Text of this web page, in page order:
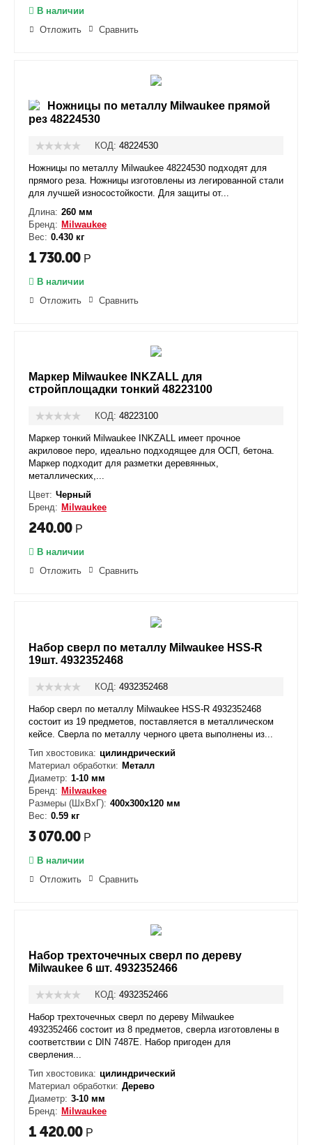
В наличии
Отложить
Сравнить
Ножницы по металлу Milwaukee прямой
рез 48224530
КОД: 48224530
Ножницы по металлу Milwaukee 48224530 подходят для
прямого реза. Ножницы изготовлены из легированной стали
для лучшей износостойкости. Для защиты от...
Длина: 260 мм
Бренд: Milwaukee
Вес: 0.430 кг
1 730.00 Р
В наличии
Отложить
Сравнить
Маркер Milwaukee INKZALL для
стройплощадки тонкий 48223100
КОД: 48223100
Маркер тонкий Milwaukee INKZALL имеет прочное
акриловое перо, идеально подходящее для ОСП, бетона.
Маркер подходит для разметки деревянных,
металлических,...
Цвет: Черный
Бренд: Milwaukee
240.00 Р
В наличии
Отложить
Сравнить
Набор сверл по металлу Milwaukee HSS-R
19шт. 4932352468
КОД: 4932352468
Набор сверл по металлу Milwaukee HSS-R 4932352468
состоит из 19 предметов, поставляется в металлическом
кейсе. Сверла по металлу черного цвета выполнены из...
Тип хвостовика: цилиндрический
Материал обработки: Металл
Диаметр: 1-10 мм
Бренд: Milwaukee
Размеры (ШxВxГ): 400x300x120 мм
Вес: 0.59 кг
3 070.00 Р
В наличии
Отложить
Сравнить
Набор трехточечных сверл по дереву
Milwaukee 6 шт. 4932352466
КОД: 4932352466
Набор трехточечных сверл по дереву Milwaukee
4932352466 состоит из 8 предметов, сверла изготовлены в
соответствии с DIN 7487E. Набор пригоден для
сверления...
Тип хвостовика: цилиндрический
Материал обработки: Дерево
Диаметр: 3-10 мм
Бренд: Milwaukee
1 420.00 Р